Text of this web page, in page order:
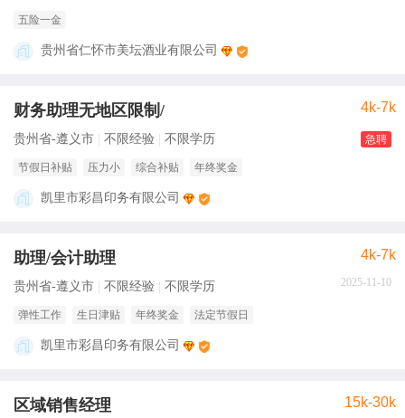
五险一金
贵州省仁怀市美坛酒业有限公司
财务助理无地区限制/ 4k-7k
贵州省-遵义市 不限经验 不限学历 急聘
节假日补贴 压力小 综合补贴 年终奖金
凯里市彩昌印务有限公司
助理/会计助理 4k-7k
2025-11-10
贵州省-遵义市 不限经验 不限学历
弹性工作 生日津贴 年终奖金 法定节假日
凯里市彩昌印务有限公司
区域销售经理 15k-30k